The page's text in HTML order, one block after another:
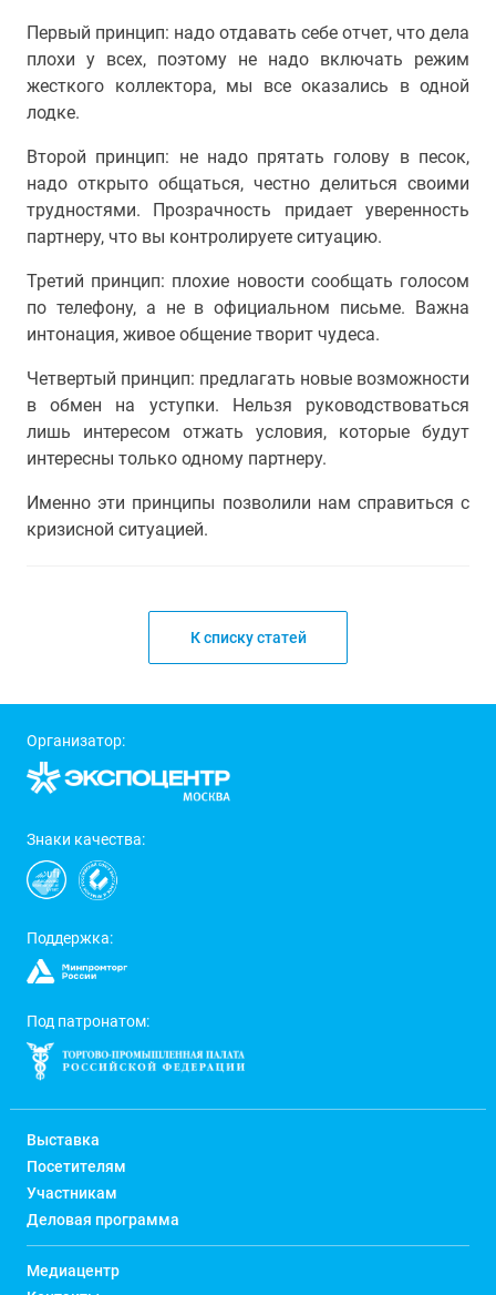
Первый принцип: надо отдавать себе отчет, что дела
плохи у всех, поэтому не надо включать режим
жесткого коллектора, мы все оказались в одной
лодке.
Второй принцип: не надо прятать голову в песок,
надо открыто общаться, честно делиться своими
трудностями. Прозрачность придает уверенность
партнеру, что вы контролируете ситуацию.
Третий принцип: плохие новости сообщать голосом
по телефону, а не в официальном письме. Важна
интонация, живое общение творит чудеса.
Четвертый принцип: предлагать новые возможности
в обмен на уступки. Нельзя руководствоваться
лишь интересом отжать условия, которые будут
интересны только одному партнеру.
Именно эти принципы позволили нам справиться с
кризисной ситуацией.
К списку статей
Организатор:
Знаки качества:
Поддержка:
Под патронатом:
Выставка
Посетителям
Участникам
Деловая программа
Медиацентр